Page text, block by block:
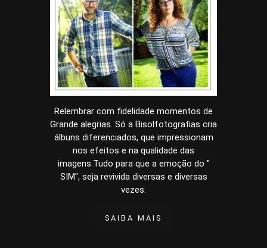
Relembrar com fidelidade momentos de
Grande alegrias. Só a Bisolfotografias cria
álbuns diferenciados, que impressionam
nos efeitos e na qualidade das
imagens.Tudo para que a emoção do "
SIM", seja revivida diversas e diversas
vezes.
SAIBA MAIS